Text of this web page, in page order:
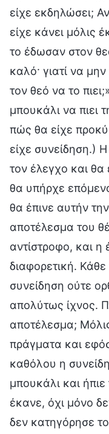
είχε εκδηλώσει;
είχε κάνει μόλις
το έδωσαν στον
καλό· γιατί να
τον θεό να το
μπουκάλι να πιει
πώς θα είχε
είχε συνείδηση.)
τον έλεγχο και θα
θα υπήρχε
θα έπινε αυτήν
αποτέλεσμα του
αντίστροφο, και
διαφορετική.
συνείδηση ούτε
απολύτως ίχνος.
αποτέλεσμα;
πράγματα και
καθόλου η
μπουκάλι και
έκανε, όχι μόνο
δεν κατηγόρησε